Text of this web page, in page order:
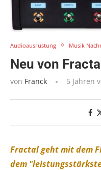
Audioausrüstung Musik
Neu von
von Franck 5 Jahren
Fractal geht mit dem
dem